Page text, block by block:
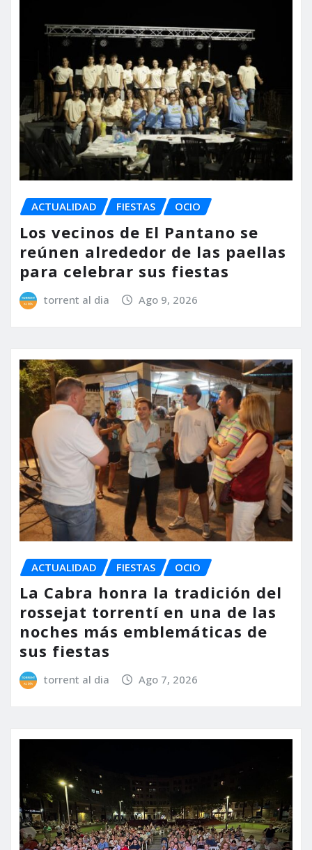
ACTUALIDAD FIESTAS OCIO
Los vecinos de El Pantano se
reúnen alrededor de las paellas
para celebrar sus fiestas
torrent al dia Ago 9, 2026
ACTUALIDAD FIESTAS OCIO
La Cabra honra la tradición del
rossejat torrentí en una de las
noches más emblemáticas de
sus fiestas
torrent al dia Ago 7, 2026